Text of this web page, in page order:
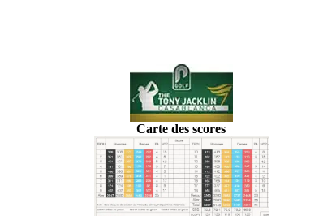
Carte des scores